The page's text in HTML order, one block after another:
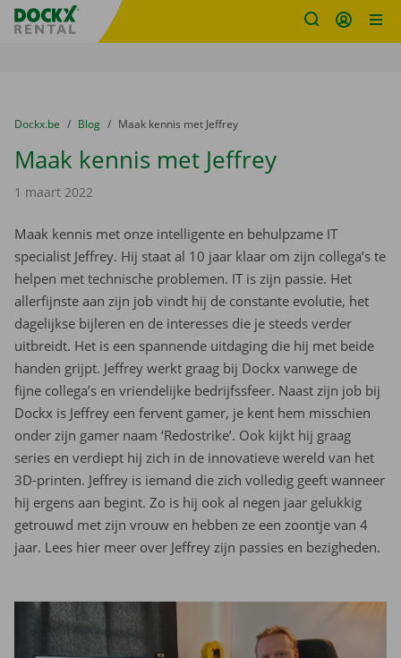
Fratello DEMO
U bevindt zich hier:
van
Dockx.be naar
Blog naar
Maak kennis met Jeffrey
Maak kennis met Jeffrey
1 maart 2022
Maak kennis met onze intelligente en behulpzame IT
specialist Jeffrey. Hij staat al 10 jaar klaar om zijn collega’s te
helpen met technische problemen. IT is zijn passie. Het
allerfijnste aan zijn job vindt hij de constante evolutie, het
dagelijkse bijleren en de interesses die je steeds verder
uitbreidt. Het is een spannende uitdaging die hij met beide
handen grijpt. Jeffrey werkt graag bij Dockx vanwege de
fijne collega’s en vriendelijke bedrijfssfeer. Naast zijn job bij
Dockx is Jeffrey een fervent gamer, je kent hem misschien
onder zijn gamer naam ‘Redostrike’. Ook kijkt hij graag
series en verdiept hij zich in de innovatieve wereld van het
3D-printen. Jeffrey is iemand die zich volledig geeft wanneer
hij ergens aan begint. Zo is hij ook al negen jaar gelukkig
getrouwd met zijn vrouw en hebben ze een zoontje van 4
jaar. Lees hier meer over Jeffrey zijn passies en bezigheden.